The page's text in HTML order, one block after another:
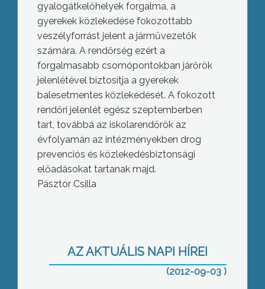
gyalogátkelőhelyek forgalma, a
gyerekek közlekedése fokozottabb
veszélyforrást jelent a járművezetők
számára. A rendőrség ezért a
forgalmasabb csomópontokban járőrök
jelenlétével biztosítja a gyerekek
balesetmentes közlekedését. A fokozott
rendőri jelenlét egész szeptemberben
tart, továbbá az iskolarendőrök az
évfolyamán az intézményekben drog
prevenciós és közlekedésbiztonsági
előadásokat tartanak majd.
Pásztor Csilla
AZ AKTUÁLIS NAPI HÍREI
(2012-09-03 )